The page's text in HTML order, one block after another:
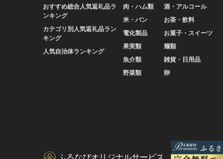
おすすめ総合人気返礼品ラ
ンキング
カテゴリ別人気返礼品ラン
キング
人気自治体ランキング
肉・ハム類
米・パン
電化製品
果実類
魚介類
野菜類
酒・アルコール
お茶・飲料
お菓子・スイーツ
麺類
雑貨・日用品
卵